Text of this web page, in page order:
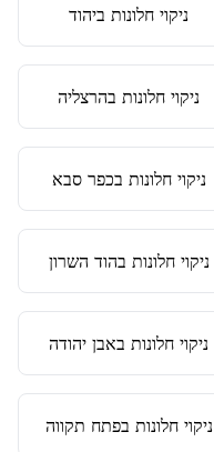
ניקוי חלונות ביהוד
ניקוי חלונות בהרצליה
ניקוי חלונות בכפר סבא
ניקוי חלונות בהוד השרון
ניקוי חלונות באבן יהודה
ניקוי חלונות בפתח תקווה